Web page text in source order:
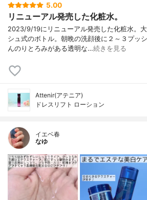
5.00
リニューアル発売した化粧水。
2023/9/19にリニューアル発売した化粧水。
シュ式のボトル。朝晩の洗顔後に２～３プッ
んのりとろみがある透明な…続きを見る
Attenir(アテニア)
ドレスリフト ローション
イエベ春
なゆ